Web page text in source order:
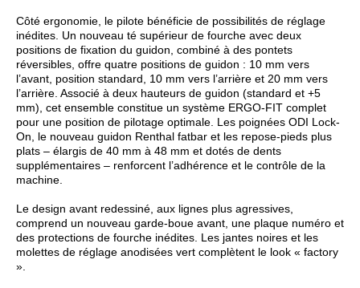
Côté ergonomie, le pilote bénéficie de possibilités de réglage
inédites. Un nouveau té supérieur de fourche avec deux
positions de fixation du guidon, combiné à des pontets
réversibles, offre quatre positions de guidon : 10 mm vers
l’avant, position standard, 10 mm vers l’arrière et 20 mm vers
l’arrière. Associé à deux hauteurs de guidon (standard et +5
mm), cet ensemble constitue un système ERGO-FIT complet
pour une position de pilotage optimale. Les poignées ODI Lock-
On, le nouveau guidon Renthal fatbar et les repose-pieds plus
plats – élargis de 40 mm à 48 mm et dotés de dents
supplémentaires – renforcent l’adhérence et le contrôle de la
machine.
Le design avant redessiné, aux lignes plus agressives,
comprend un nouveau garde-boue avant, une plaque numéro et
des protections de fourche inédites. Les jantes noires et les
molettes de réglage anodisées vert complètent le look « factory
».